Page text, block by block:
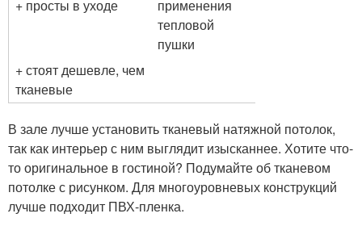
+ просты в уходе
применения
тепловой
пушки
+ стоят дешевле, чем
тканевые
В зале лучше установить тканевый натяжной потолок,
так как интерьер с ним выглядит изысканнее. Хотите что-
то оригинальное в гостиной? Подумайте об тканевом
потолке с рисунком. Для многоуровневых конструкций
лучше подходит ПВХ-пленка.